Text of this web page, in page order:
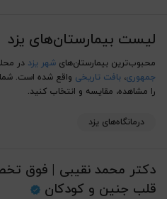
لیست بیمارستان‌های یزد
محبوب‌ترین بیمارستان‌های شهر یزد در
جمهوری، بافت تاریخی واقع شده است. شما
را مشاهده، مقایسه و انتخاب کنید.
درمانگاه‌های یزد
دکتر محمد نقیبی | فوق
قلب جنین و کودکان